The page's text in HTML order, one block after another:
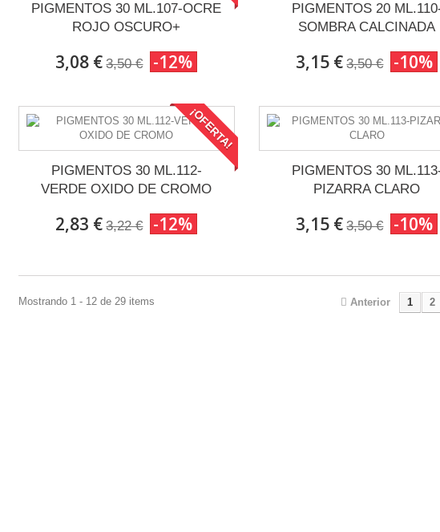
ARMY
PIGMENTOS 30 ML.107-OCRE
ROJO OSCURO+
3,08 € 3,50 € -12%
PIGMENTOS 20
SOMBRA CALCINADA
3,15 € 3,50 € -10%
¡OFERTA!
PIGMENTOS 30 ML.112-
VERDE OXIDO DE CROMO
2,83 € 3,22 € -12%
PIGMENTOS 30
PIZARRA CLARO
3,15 € 3,50 € -10%
Anterior 1 2
Mostrando 1 - 12 de 29 items